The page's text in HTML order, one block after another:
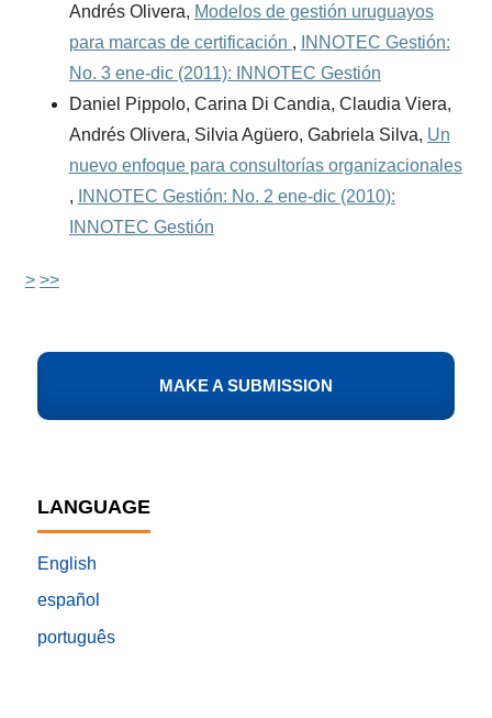
Andrés Olivera, Modelos de gestión uruguayos
para marcas de certificación ,
INNOTEC Gestión:
No. 3 ene-dic (2011): INNOTEC Gestión
Daniel Pippolo, Carina Di Candia, Claudia Viera,
Andrés Olivera, Silvia Agüero, Gabriela Silva, Un
nuevo enfoque para consultorías organizacionales
,
INNOTEC Gestión: No. 2 ene-dic (2010):
INNOTEC Gestión
> >>
LANGUAGE
English
español
português
MAKE A SUBMISSION